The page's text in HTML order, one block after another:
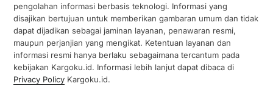
pengolahan informasi berbasis teknologi. Informasi yang
disajikan bertujuan untuk memberikan gambaran umum dan tidak
dapat dijadikan sebagai jaminan layanan, penawaran resmi,
maupun perjanjian yang mengikat. Ketentuan layanan dan
informasi resmi hanya berlaku sebagaimana tercantum pada
kebijakan Kargoku.id. Informasi lebih lanjut dapat dibaca di
Privacy PolicyKargoku.id.